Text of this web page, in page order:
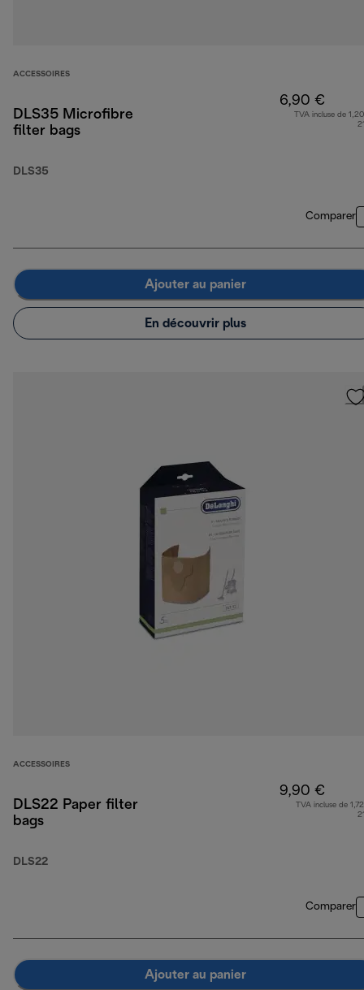
ACCESSOIRES
DLS35 Microfibre
filter bags
DLS35
6,90 €
TVA incluse de
Comparer
Ajouter au panier
En découvrir plus
ACCESSOIRES
DLS22 Paper filter
bags
DLS22
9,90 €
TVA incluse de
Comparer
Ajouter au panier